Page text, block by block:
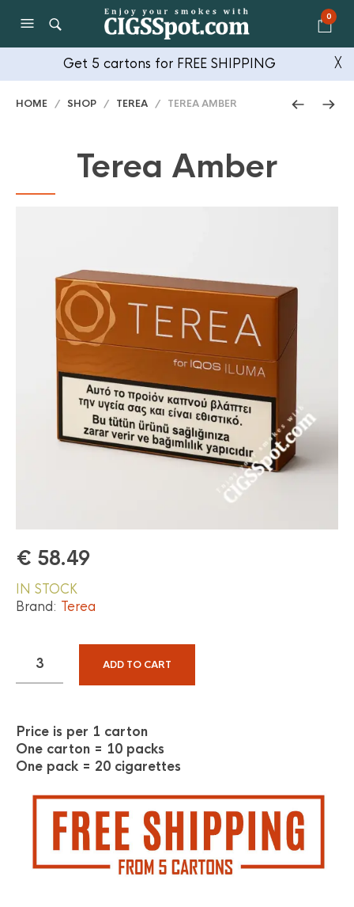
0
Get 5 cartons for FREE SHIPPING ╳
HOME / SHOP / TEREA / TEREA AMBER
Terea Amber
€ 58.49
IN STOCK
Brand: Terea
ADD TO CART
Price is per 1 carton
One carton = 10 packs
One pack = 20 cigarettes